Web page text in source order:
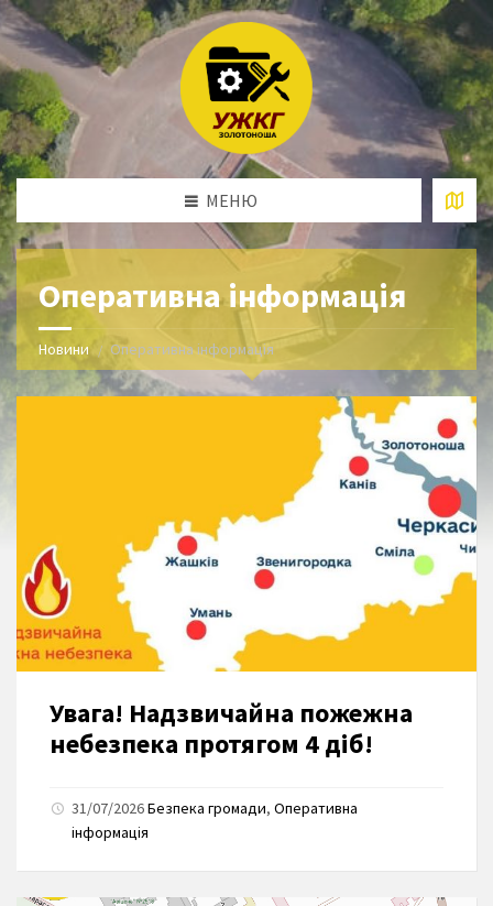
МЕНЮ
Оперативна інформація
Новини Оперативна інформація
Увага! Надзвичайна пожежна
небезпека протягом 4 діб!
31/07/2026Безпека громади, Оперативна
інформація